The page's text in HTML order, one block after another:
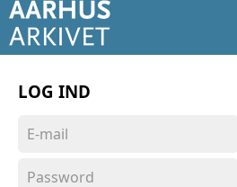
LOG IND